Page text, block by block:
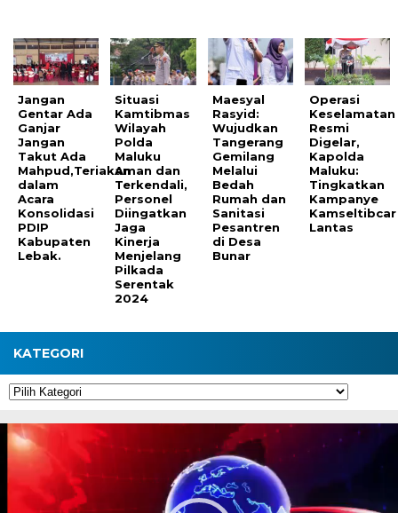
Jangan
Gentar Ada
Ganjar
Jangan
Takut Ada
Mahpud,Teriakan
dalam
Acara
Konsolidasi
PDIP
Kabupaten
Lebak.
Situasi
Kamtibmas
Wilayah
Polda
Maluku
Aman dan
Terkendali,
Personel
Diingatkan
Jaga
Kinerja
Menjelang
Pilkada
Serentak
2024
Maesyal
Rasyid:
Wujudkan
Tangerang
Gemilang
Melalui
Bedah
Rumah dan
Sanitasi
Pesantren
di Desa
Bunar
Operasi
Keselamatan
Resmi
Digelar,
Kapolda
Maluku:
Tingkatkan
Kampanye
Kamseltibcar
Lantas
KATEGORI
Kategori
Pemutar
Video